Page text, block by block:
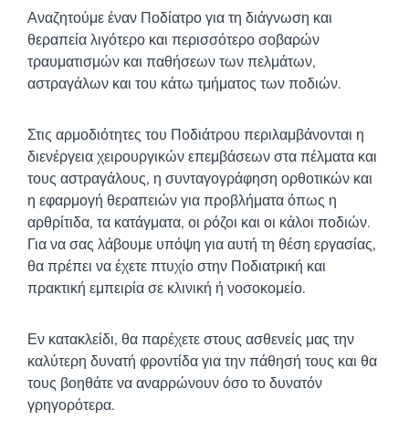
Αναζητούμε έναν Ποδίατρο για τη διάγνωση και
θεραπεία λιγότερο και περισσότερο σοβαρών
τραυματισμών και παθήσεων των πελμάτων,
αστραγάλων και του κάτω τμήματος των ποδιών.
Στις αρμοδιότητες του Ποδιάτρου περιλαμβάνονται η
διενέργεια χειρουργικών επεμβάσεων στα πέλματα και
τους αστραγάλους, η συνταγογράφηση ορθοτικών και
η εφαρμογή θεραπειών για προβλήματα όπως η
αρθρίτιδα, τα κατάγματα, οι ρόζοι και οι κάλοι ποδιών.
Για να σας λάβουμε υπόψη για αυτή τη θέση εργασίας,
θα πρέπει να έχετε πτυχίο στην Ποδιατρική και
πρακτική εμπειρία σε κλινική ή νοσοκομείο.
Εν κατακλείδι, θα παρέχετε στους ασθενείς μας την
καλύτερη δυνατή φροντίδα για την πάθησή τους και θα
τους βοηθάτε να αναρρώνουν όσο το δυνατόν
γρηγορότερα.